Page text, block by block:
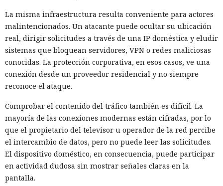
La misma infraestructura resulta conveniente para actores
malintencionados. Un atacante puede ocultar su ubicación
real, dirigir solicitudes a través de una IP doméstica y eludir
sistemas que bloquean servidores, VPN o redes maliciosas
conocidas. La protección corporativa, en esos casos, ve una
conexión desde un proveedor residencial y no siempre
reconoce el ataque.
Comprobar el contenido del tráfico también es difícil. La
mayoría de las conexiones modernas están cifradas, por lo
que el propietario del televisor u operador de la red percibe
el intercambio de datos, pero no puede leer las solicitudes.
El dispositivo doméstico, en consecuencia, puede participar
en actividad dudosa sin mostrar señales claras en la
pantalla.